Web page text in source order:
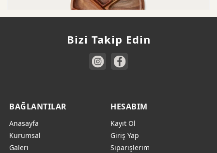
499,00
Bizi Takip Edin
BAĞLANTILAR
Anasayfa
Kurumsal
Galeri
HESABIM
Kayıt Ol
Giriş Yap
Siparişlerim